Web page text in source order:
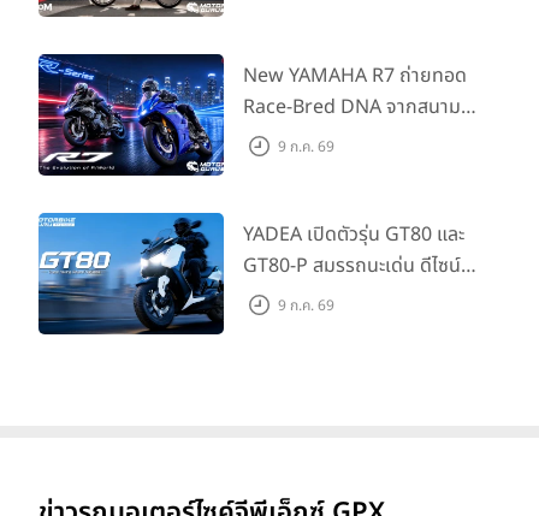
House Flagship Store ทั่ว
ประเทศ
New YAMAHA R7 ถ่ายทอด
Race-Bred DNA จากสนาม
แข่งสู่ซูเปอร์สปอร์ตคลาสกลาง
9 ก.ค. 69
YADEA เปิดตัวรุ่น GT80 และ
GT80-P สมรรถนะเด่น ดีไซน์หรู
ปลอดภัย ราคาเข้าถึงง่าย จด
9 ก.ค. 69